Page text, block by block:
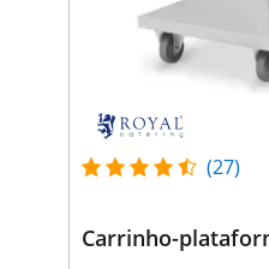
(27)
Carrinho-